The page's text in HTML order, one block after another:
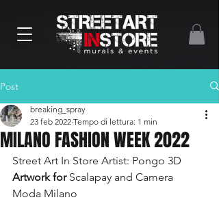
Post
MILANO FASHION WEEK 2022
breaking_spray
23 feb 2022 Tempo di lettura: 1 min
Street Art In Store Artist: Pongo 3D
Artwork for Scalapay and Camera
Moda Milano